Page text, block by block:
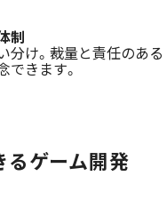
制
分け。裁量と責任のある
きます。
るゲーム開発